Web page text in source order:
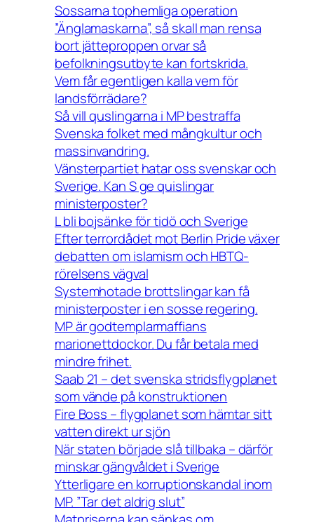
Sossarna tophemliga operation
”Änglamaskarna”, så skall man rensa
bort jätteproppen orvar så
befolkningsutbyte kan fortskrida.
Vem får egentligen kalla vem för
landsförrädare?
Så vill quslingarna i MP bestraffa
Svenska folket med mångkultur och
massinvandring.
Vänsterpartiet hatar oss svenskar och
Sverige. Kan S ge quislingar
ministerposter?
L bli bojsänke för tidö och Sverige
Efter terrordådet mot Berlin Pride växer
debatten om islamism och HBTQ-
rörelsens vägval
Systemhotade brottslingar kan få
ministerposter i en sosse regering.
MP är godtemplarmaffians
marionettdockor. Du får betala med
mindre frihet.
Saab 21 – det svenska stridsflygplanet
som vände på konstruktionen
Fire Boss – flygplanet som hämtar sitt
vatten direkt ur sjön
När staten började slå tillbaka – därför
minskar gängvåldet i Sverige
Ytterligare en korruptionskandal inom
MP. ”Tar det aldrig slut”